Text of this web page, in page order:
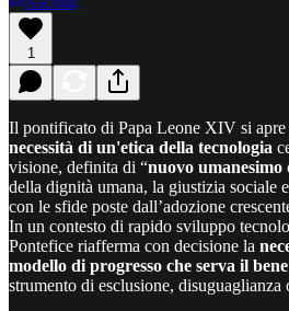
1
Il pontificato di Papa Leone XIV si apre
necessità di un'etica della tecnologia
visione, definita di “nuovo umanesimo
della dignità umana, la giustizia sociale
con le sfide poste dall’adozione
In un contesto di rapido sviluppo
Pontefice riafferma con decisione la
modello di progresso che serva il
strumento di esclusione, disuguaglianza